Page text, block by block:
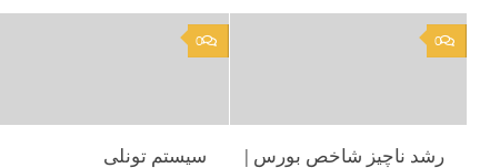
0
سیستم تونلی
0
رشد ناچیز شاخص بورس |